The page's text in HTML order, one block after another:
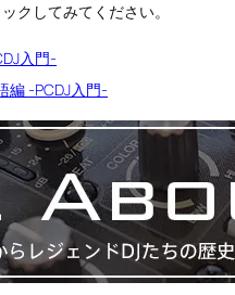
クしてみてください。
入門-
編 -PCDJ入門-